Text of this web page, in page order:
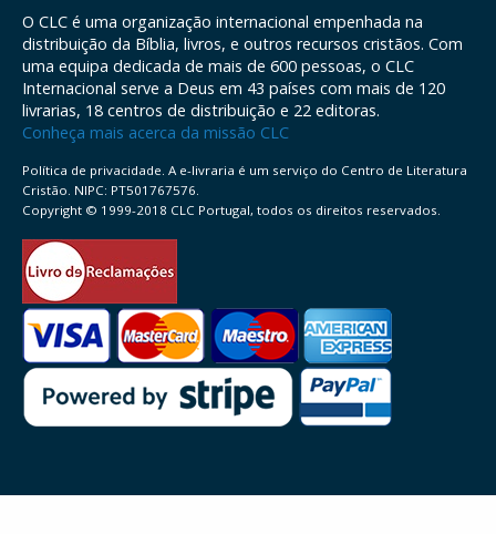
O CLC é uma organização internacional empenhada na
distribuição da Bíblia, livros, e outros recursos cristãos. Com
uma equipa dedicada de mais de 600 pessoas, o CLC
Internacional serve a Deus em 43 países com mais de 120
livrarias, 18 centros de distribuição e 22 editoras.
Conheça mais acerca da missão CLC
Política de privacidade. A e-livraria é um serviço do Centro de Literatura
Cristão. NIPC: PT501767576.
Copyright © 1999-2018 CLC Portugal, todos os direitos reservados.